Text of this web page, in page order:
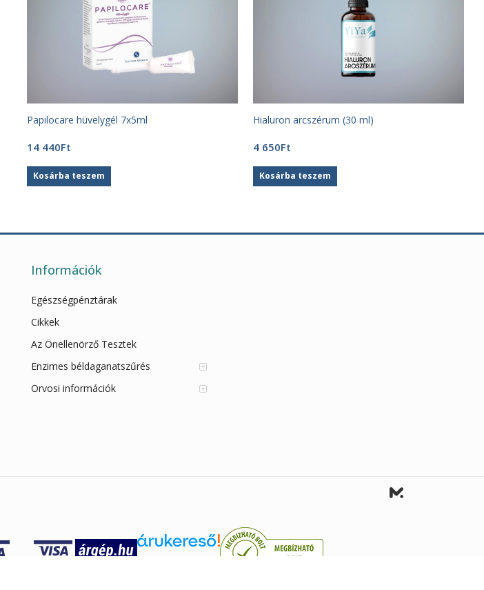
Papilocare hüvelygél 7x5ml
14 440Ft
Kosárba teszem
Hialuron arcszérum (30 ml)
4 650Ft
Kosárba teszem
Információk
Egészségpénztárak
Cikkek
Az Önellenörző Tesztek
Enzimes béldaganatszűrés
Orvosi információk